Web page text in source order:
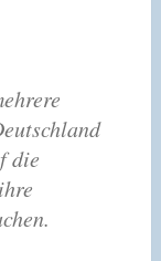
die